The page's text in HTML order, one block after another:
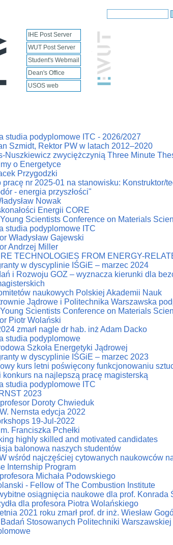
IHE Post Server
WUT Post Server
Student's Webmail
Dean's Office
USOS web
studia podyplomowe ITC - 2026/2027
Szmidt, Rektor PW w latach 2012–2020
Nuszkiewicz zwyciężczynią Three Minute
o Energetyce
Przygodzki
pracę nr 2025-01 na stanowisku: Konstruktor/
- energia przyszłości"
Nowak
Energii CORE
Scientists Conference on Materials
studia podyplomowe ITC
Władysław Gajewski
Andrzej Miller
TECHNOLOGIES FROM ENERGY-
w dyscyplinie IŚGiE – marzec 2024
i Rozwoju GOZ – wyznacza kierunki dla
naukowych Polskiej Akademii Nauk
Jądrowe i Politechnika Warszawska
Scientists Conference on Materials
Piotr Wolański
zmarł nagle dr hab. inż Adam Dacko
studia podyplomowe
Szkoła Energetyki Jądrowej
w dyscyplinie IŚGiE – marzec 2023
kurs letni poświęcony funkcjonowaniu
konkurs na najlepszą pracę magisterską
studia podyplomowe ITC
2023
Doroty Chwieduk
Nernsta edycja 2022
19-Jul-2022
Franciszka Pchełki
highly skilled and motivated candidates
balonowa naszych studentów
wśród najczęściej cytowanych naukowców
Internship Program
Michała Podowskiego
- Fellow of The Combustion Institute
osiągnięcia naukowe dla prof. Konrada
dla profesora Piotra Wolańskiego
2021 roku zmarł prof. dr inż. Wiesław
Badań Stosowanych Politechniki Warszawskiej